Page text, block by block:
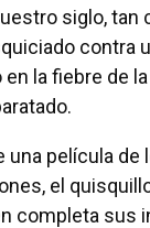
siglo, tan
contra
la fiebre de
película de
el
completa sus